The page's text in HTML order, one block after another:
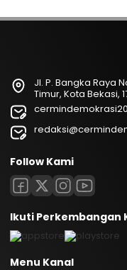
Jl. P. Bangka Raya
Timur, Kota Bekasi,
Follow Kami
Ikuti Perkembangan
Menu Kanal